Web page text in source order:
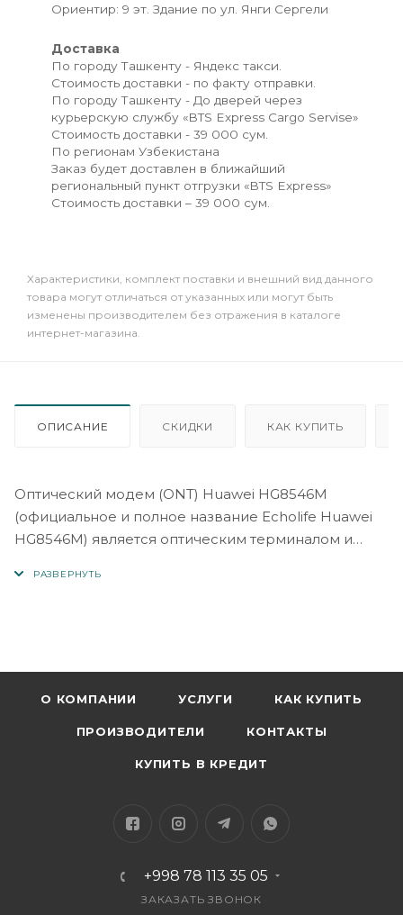
Ориентир: 9 эт. Здание по ул. Янги Сергели
Доставка
По городу Ташкенту - Яндекс такси.
Стоимость доставки - по факту отправки.
По городу Ташкенту - До дверей через
курьерскую службу «BTS Express Cargo Servise»
Стоимость доставки - 39 000 сум.
По регионам Узбекистана
Заказ будет доставлен в ближайший
региональный пункт отгрузки «BTS Express»
Стоимость доставки – 39 000 сум.
Xарактеристики, комплект поставки и внешний вид данного
товара могут отличаться от указанных или могут быть
изменены производителем без отражения в каталоге
интернет-магазина.
ОПИСАНИЕ СКИДКИ КАК КУПИТЬ
Оптический модем (ONT) Huawei HG8546M
(официальное и полное название Echolife Huawei
HG8546M) является оптическим терминалом и
Gigabit-c с поддержкой GPON. Технические
параметры устройства позволяют пользователю
Гбит/с при общей скорости нисходящего канала
Вероятность обработки интернет-сигнала, IPTV и
О КОМПАНИИ УСЛУГИ КАК КУПИТЬ
ПРОИЗВОДИТЕЛИ КОНТАКТЫ
КУПИТЬ В КРЕДИТ
+998 78 113 35 05
ЗАКАЗАТЬ ЗВОНОК